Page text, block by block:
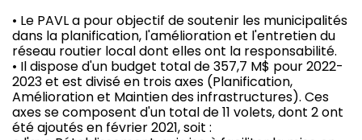
• Le PAVL a pour objectif de soutenir les municipalités
dans la planification, l'amélioration et l'entretien du
réseau routier local dont elles ont la responsabilité.
• Il dispose d'un budget total de 357,7 M$ pour 2022-
2023 et est divisé en trois axes (Planification,
Amélioration et Maintien des infrastructures). Ces
axes se composent d'un total de 11 volets, dont 2 ont
été ajoutés en février 2021, soit :